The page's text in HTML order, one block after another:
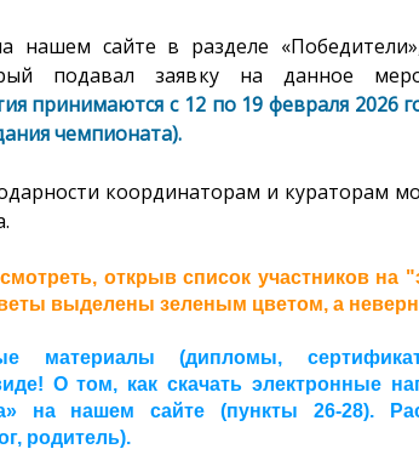
нашем сайте в разделе
подавал заявку на данное
принимаются с 12 по 19 февраля 2026
чемпионата).
координаторам и кураторам
открыв список участников на
выделены зеленым цветом, а
материалы (дипломы,
О том, как скачать электронные
на нашем сайте (пункты 26-28).
родитель).